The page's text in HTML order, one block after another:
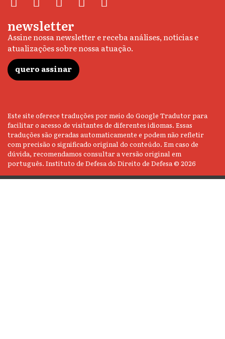
newsletter
Assine nossa newsletter e receba análises, notícias e
atualizações sobre nossa atuação.
quero assinar
Este site oferece traduções por meio do Google Tradutor para
facilitar o acesso de visitantes de diferentes idiomas. Essas
traduções são geradas automaticamente e podem não refletir
com precisão o significado original do conteúdo. Em caso de
dúvida, recomendamos consultar a versão original em
português. Instituto de Defesa do Direito de Defesa © 2026